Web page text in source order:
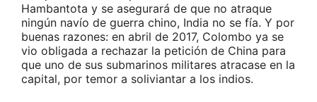
Hambantota y se asegurará de que no atraque
ningún navío de guerra chino, India no se fía. Y por
buenas razones: en abril de 2017, Colombo ya se
vio obligada a rechazar la petición de China para
que uno de sus submarinos militares atracase en la
capital, por temor a soliviantar a los indios.